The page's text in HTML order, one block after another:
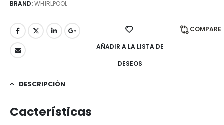
BRAND:WHIRLPOOL
AÑADIR A LA LISTA DE
DESEOS
COMPARE
DESCRIPCIÓN
Cacterísticas